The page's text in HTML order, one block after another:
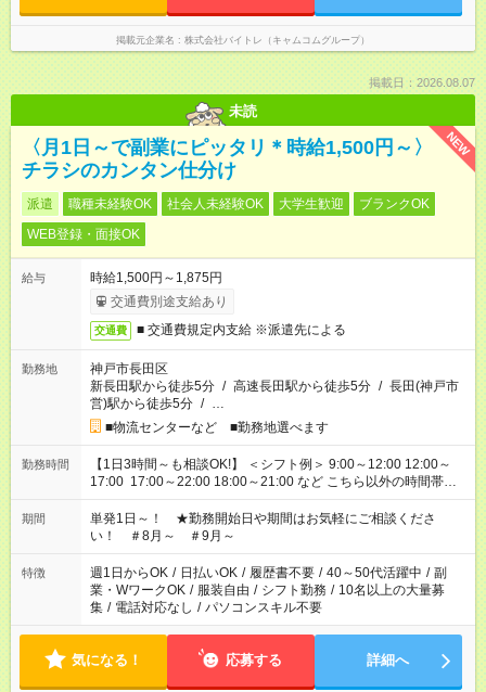
掲載元企業名 株式会社バイトレ（キャムコムグループ）
掲載日：2026.08.07
未読
NEW
〈月1日～で副業にピッタリ＊時給1,500円～〉
チラシのカンタン仕分け
派遣 職種未経験OK 社会人未経験OK 大学生歓迎
ブランクOK
WEB登録・面接OK
給与
時給1,500円～1,875円
交通費別途支給あり
交通費 ■ 交通費規定内支給 ※派遣先による
勤務地
神戸市長田区
新長田駅から徒歩5分 / 高速長田駅から徒歩5分 / 長田(神戸市
営)駅から徒歩5分 / …
■物流センターなど ■勤務地選べます
勤務時間
【1日3時間～も相談OK!】 ＜シフト例＞ 9:00～12:00 12:00～
17:00 17:00～22:00 18:00～21:00 など こちら以外の時間帯も
お気軽にご相談ください！
期間
単発1日～！ ★勤務開始日や期間はお気軽にご相談くださ
い！ ＃8月～ ＃9月～
特徴 週1日からOK / 日払いOK / 履歴書不要 / 40～50代活躍中 / 副
業・WワークOK / 服装自由 / シフト勤務 / 10名以上の大量募
集 / 電話対応なし / パソコンスキル不要
気になる！ 応募する 詳細へ